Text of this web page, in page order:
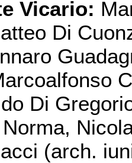
Vicario:
Di
Di
(arch.